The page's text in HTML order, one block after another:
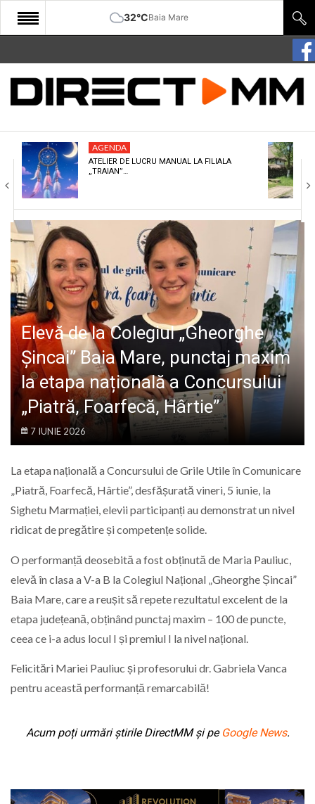
32°CBaia Mare
START
COMUNITATE
CULTURA
ECONOMIE
SANATATE
SPORT
SPECIAL
POLITIC
LIFE
AGENDA
ATELIER DE LUCRU MANUAL LA FILIALA
„TRAIAN”…
Elevă de la Colegiul „Gheorghe
Șincai” Baia Mare, punctaj maxim
la etapa națională a Concursului
„Piatră, Foarfecă, Hârtie”
7 IUNIE 2026
La etapa națională a Concursului de Grile Utile în Comunicare
„Piatră, Foarfecă, Hârtie”, desfășurată vineri, 5 iunie, la
Sighetu Marmației, elevii participanți au demonstrat un nivel
ridicat de pregătire și competențe solide.
O performanță deosebită a fost obținută de Maria Pauliuc,
elevă în clasa a V-a B la Colegiul Național „Gheorghe Șincai”
Baia Mare, care a reușit să repete rezultatul excelent de la
etapa județeană, obținând punctaj maxim – 100 de puncte,
ceea ce i-a adus locul I și premiul I la nivel național.
Felicitări Mariei Pauliuc și profesorului dr. Gabriela Vanca
pentru această performanță remarcabilă!
Acum poți urmări știrile DirectMM și pe Google News.